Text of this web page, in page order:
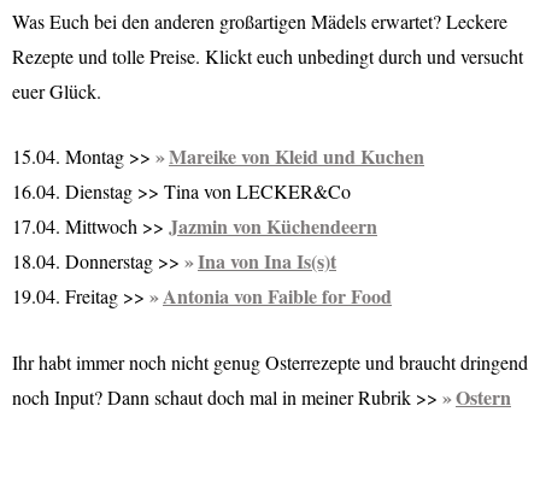
Was Euch bei den anderen großartigen Mädels erwartet? Leckere
Rezepte und tolle Preise. Klickt euch unbedingt durch und versucht
euer Glück.
15.04. Montag >> Mareike von Kleid und Kuchen
16.04. Dienstag >> Tina von LECKER&Co
17.04. Mittwoch >> Jazmin von Küchendeern
18.04. Donnerstag >> Ina von Ina Is(s)t
19.04. Freitag >> Antonia von Faible for Food
Ihr habt immer noch nicht genug Osterrezepte und braucht dringend
noch Input? Dann schaut doch mal in meiner Rubrik >>
Ostern